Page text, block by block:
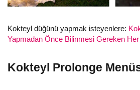
Kokteyl düğünü yapmak isteyenlere:
Yapmadan Önce Bilinmesi Gereken
Kokteyl Prolonge